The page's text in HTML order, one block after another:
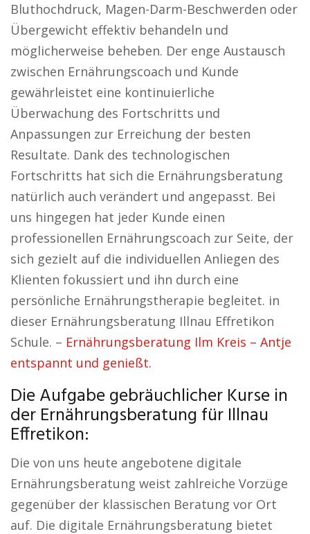
Bluthochdruck, Magen-Darm-Beschwerden oder
Übergewicht effektiv behandeln und
möglicherweise beheben. Der enge Austausch
zwischen Ernährungscoach und Kunde
gewährleistet eine kontinuierliche
Überwachung des Fortschritts und
Anpassungen zur Erreichung der besten
Resultate. Dank des technologischen
Fortschritts hat sich die Ernährungsberatung
natürlich auch verändert und angepasst. Bei
uns hingegen hat jeder Kunde einen
professionellen Ernährungscoach zur Seite, der
sich gezielt auf die individuellen Anliegen des
Klienten fokussiert und ihn durch eine
persönliche Ernährungstherapie begleitet. in
dieser Ernährungsberatung Illnau Effretikon
Schule. – Ernährungsberatung Ilm Kreis – Antje
entspannt und genießt.
Die Aufgabe gebräuchlicher Kurse in
der Ernährungsberatung für Illnau
Effretikon:
Die von uns heute angebotene digitale
Ernährungsberatung weist zahlreiche Vorzüge
gegenüber der klassischen Beratung vor Ort
auf. Die digitale Ernährungsberatung bietet